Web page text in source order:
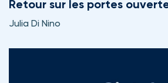
Retour sur les portes
Julia Di Nino